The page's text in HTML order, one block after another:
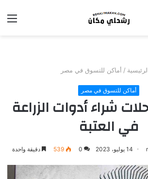
/ أماكن للتسوق في مصر
أماكن للتسوق في مصر
3 محلات شراء أدوات الزراعة
في العتبة
14 يوليو، 2023 0
539 دقيقة واحدة